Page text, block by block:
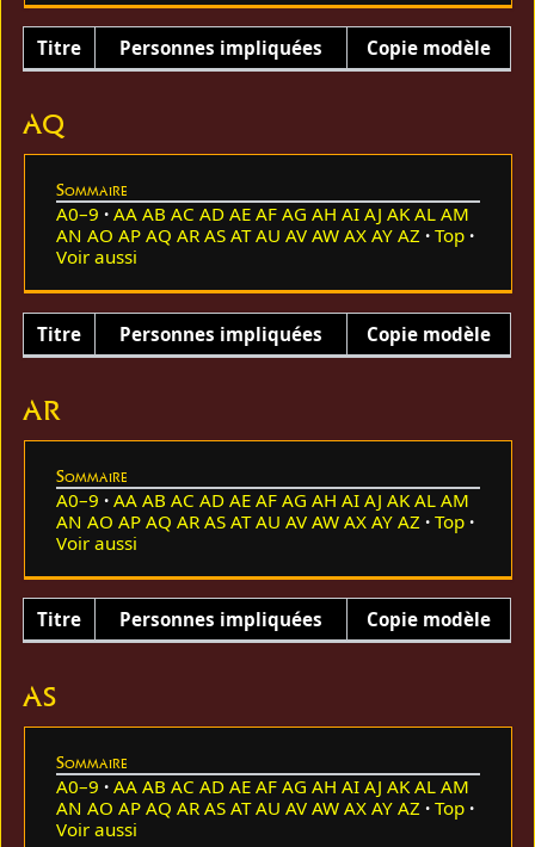
Titre Personnes impliquées Copie modèle
AQ
Sommaire
A0–9 AA AB AC AD AE AF AG AH AI AJ AK AL AM
AN AO AP AQ AR AS AT AU AV AW AX AY AZ
Top
Voir aussi
Titre Personnes impliquées Copie modèle
AR
Sommaire
A0–9 AA AB AC AD AE AF AG AH AI AJ AK AL AM
AN AO AP AQ AR AS AT AU AV AW AX AY AZ
Top
Voir aussi
Titre Personnes impliquées Copie modèle
AS
Sommaire
A0–9 AA AB AC AD AE AF AG AH AI AJ AK AL AM
AN AO AP AQ AR AS AT AU AV AW AX AY AZ
Top
Voir aussi